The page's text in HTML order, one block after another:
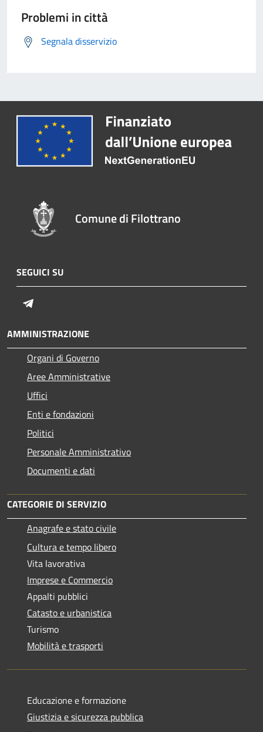
Problemi in città
Segnala disservizio
Comune di Filottrano
SEGUICI SU
AMMINISTRAZIONE
Organi di Governo
Aree Amministrative
Uffici
Enti e fondazioni
Politici
Personale Amministrativo
Documenti e dati
CATEGORIE DI SERVIZIO
Anagrafe e stato civile
Cultura e tempo libero
Vita lavorativa
Imprese e Commercio
Appalti pubblici
Catasto e urbanistica
Turismo
Mobilità e trasporti
Educazione e formazione
Giustizia e sicurezza pubblica